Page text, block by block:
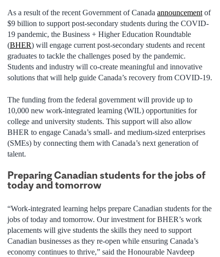
As a result of the recent Government of Canada announcementof
$9 billion to support post-secondary students during the COVID-
19 pandemic, the Business + Higher Education Roundtable
(BHER) will engage current post-secondary students and recent
graduates to tackle the challenges posed by the pandemic.
Students and industry will co-create meaningful and innovative
solutions that will help guide Canada’s recovery from COVID-19.
The funding from the federal government will provide up to
10,000 new work-integrated learning (WIL) opportunities for
college and university students. This support will also allow
BHER to engage Canada’s small- and medium-sized enterprises
(SMEs) by connecting them with Canada’s next generation of
talent.
Preparing Canadian students for the jobs of
today and tomorrow
“Work-integrated learning helps prepare Canadian students for the
jobs of today and tomorrow. Our investment for BHER’s work
placements will give students the skills they need to support
Canadian businesses as they re-open while ensuring Canada’s
economy continues to thrive,” said the Honourable Navdeep